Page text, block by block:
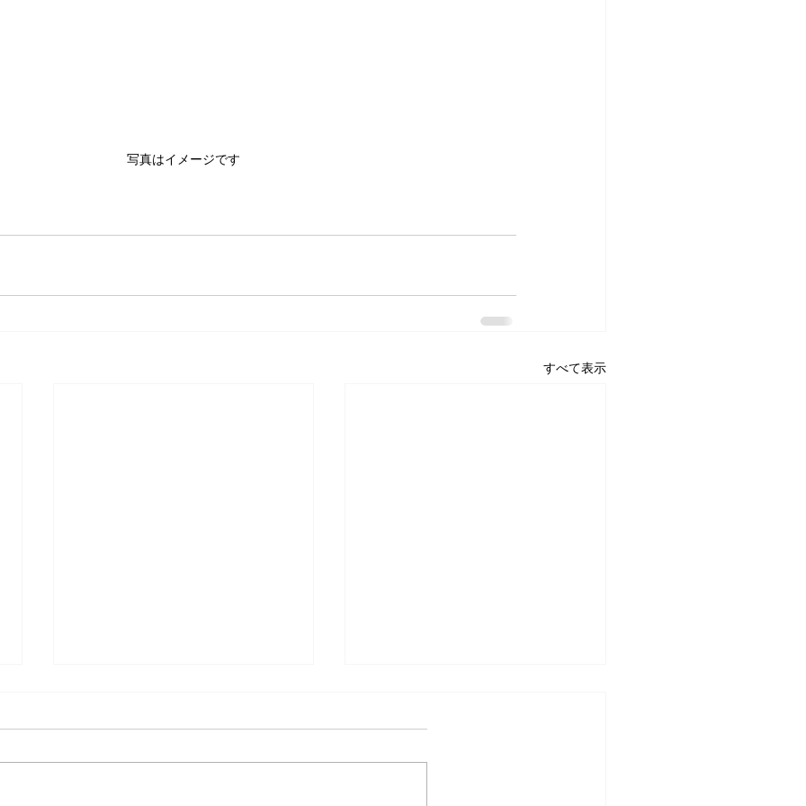
写真はイメージです
すべて表示